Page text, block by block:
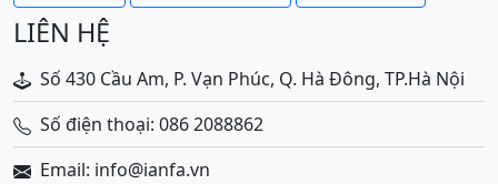
LIÊN HỆ
Số 430 Cầu Am, P. Vạn Phúc, Q. Hà Đông, TP.Hà Nội
Số điện thoại: 086 2088862
Email: info@ianfa.vn